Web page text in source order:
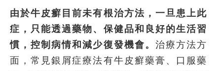
由於牛皮癬目前未有根治方法，一旦患上此
症，只能透過藥物、保健品和良好的生活習
慣，控制病情和減少復發機會。 治療方法方
面，常見銀屑症療法有牛皮癬藥膏、口服藥